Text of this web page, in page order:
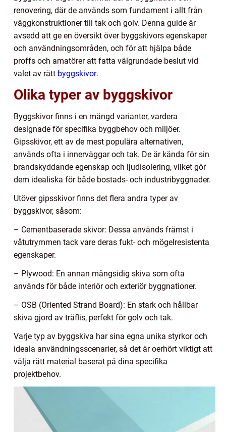
renovering, där de används som fundament i allt från
väggkonstruktioner till tak och golv. Denna guide är
avsedd att ge en översikt över byggskivors egenskaper
och användningsområden, och för att hjälpa både
proffs och amatörer att fatta välgrundade beslut vid
valet av rätt byggskivor.
Olika typer av byggskivor
Byggskivor finns i en mängd varianter, vardera
designade för specifika byggbehov och miljöer.
Gipsskivor, ett av de mest populära alternativen,
används ofta i innerväggar och tak. De är kända för sin
brandskyddande egenskap och ljudisolering, vilket gör
dem idealiska för både bostads- och industribyggnader.
Utöver gipsskivor finns det flera andra typer av
byggskivor, såsom:
– Cementbaserade skivor: Dessa används främst i
våtutrymmen tack vare deras fukt- och mögelresistenta
egenskaper.
– Plywood: En annan mångsidig skiva som ofta
används för både interiör och exteriör byggnationer.
– OSB (Oriented Strand Board): En stark och hållbar
skiva gjord av träflis, perfekt för golv och tak.
Varje typ av byggskiva har sina egna unika styrkor och
ideala användningsscenarier, så det är oerhört viktigt att
välja rätt material baserat på dina specifika
projektbehov.